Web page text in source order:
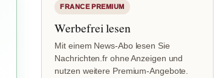
FRANCE PREMIUM
Werbefrei lesen
Mit einem News-Abo lesen Sie
Nachrichten.fr ohne Anzeigen und
nutzen weitere Premium-Angebote.